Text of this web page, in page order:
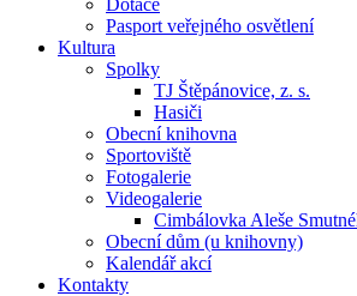
Dotace
Pasport veřejného osvětlení
Kultura
Spolky
TJ Štěpánovice, z. s.
Hasiči
Obecní knihovna
Sportoviště
Fotogalerie
Videogalerie
Cimbálovka Aleše
Obecní dům (u knihovny)
Kalendář akcí
Kontakty